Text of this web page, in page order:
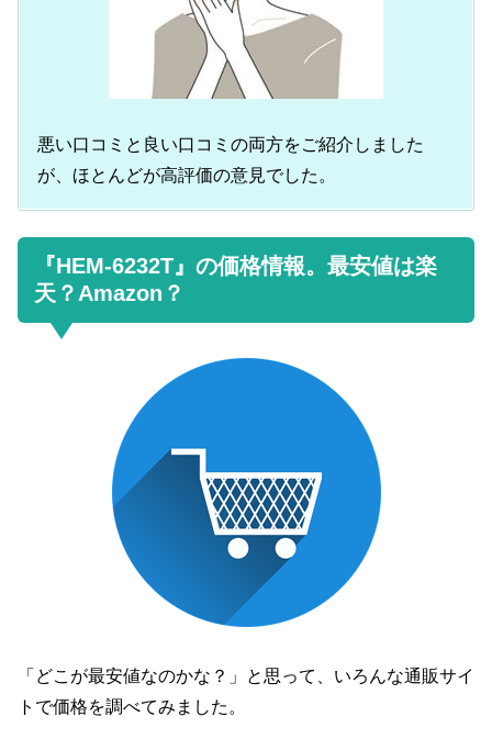
悪い口コミと良い口コミの両方をご紹介しました
が、ほとんどが高評価の意見でした。
『HEM-6232T』の価格情報。最安値は楽
天？Amazon？
「どこが最安値なのかな？」と思って、いろんな通販サイ
トで価格を調べてみました。